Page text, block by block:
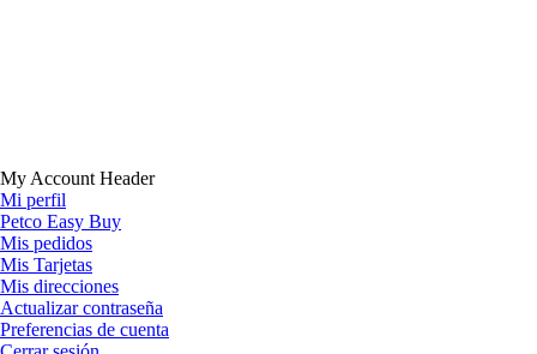
My Account Header
Mi perfil
Petco Easy Buy
Mis pedidos
Mis Tarjetas
Mis direcciones
Actualizar contraseña
Preferencias de cuenta